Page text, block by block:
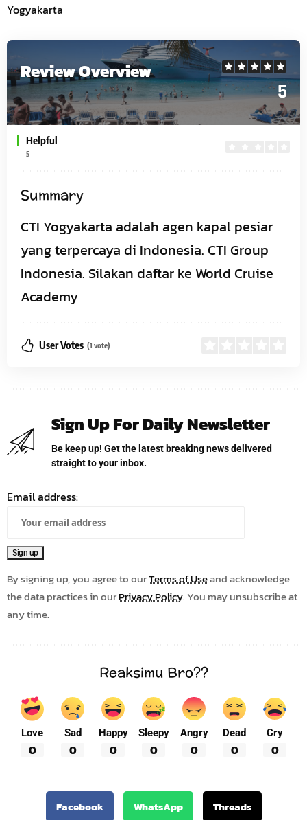
Yogyakarta
Review Overview
5
Helpful
5
Summary
CTI Yogyakarta adalah agen kapal pesiar
yang terpercaya di Indonesia. CTI Group
Indonesia. Silakan daftar ke World Cruise
Academy
User Votes (1 vote)
Sign Up For Daily Newsletter
Be keep up! Get the latest breaking news delivered
straight to your inbox.
Email address:
By signing up, you agree to ourTerms of Useand acknowledge
the data practices in ourPrivacy Policy. You may unsubscribe at
any time.
Reaksimu Bro??
Love
0
Sad
0
Happy
0
Sleepy
0
Angry
0
Dead
0
Cry
0
Facebook WhatsApp Threads